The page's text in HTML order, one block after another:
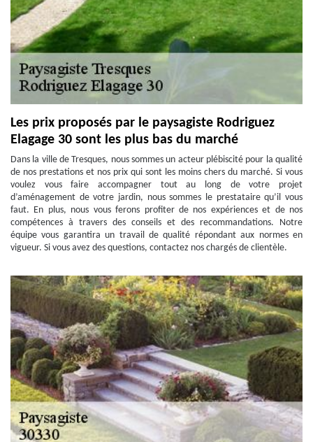
Les prix proposés par le paysagiste Rodriguez
Elagage 30 sont les plus bas du marché
Dans la ville de Tresques, nous sommes un acteur plébiscité pour la qualité
de nos prestations et nos prix qui sont les moins chers du marché. Si vous
voulez vous faire accompagner tout au long de votre projet
d’aménagement de votre jardin, nous sommes le prestataire qu’il vous
faut. En plus, nous vous ferons profiter de nos expériences et de nos
compétences à travers des conseils et des recommandations. Notre
équipe vous garantira un travail de qualité répondant aux normes en
vigueur. Si vous avez des questions, contactez nos chargés de clientèle.